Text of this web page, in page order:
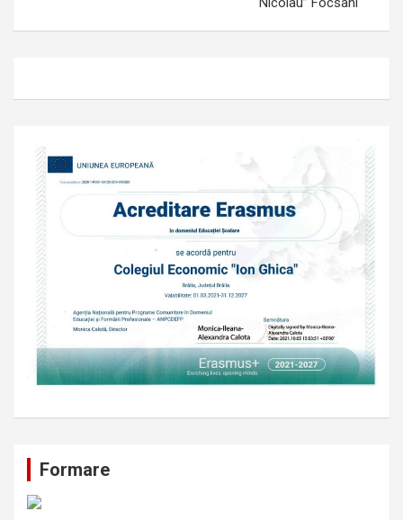
Formare